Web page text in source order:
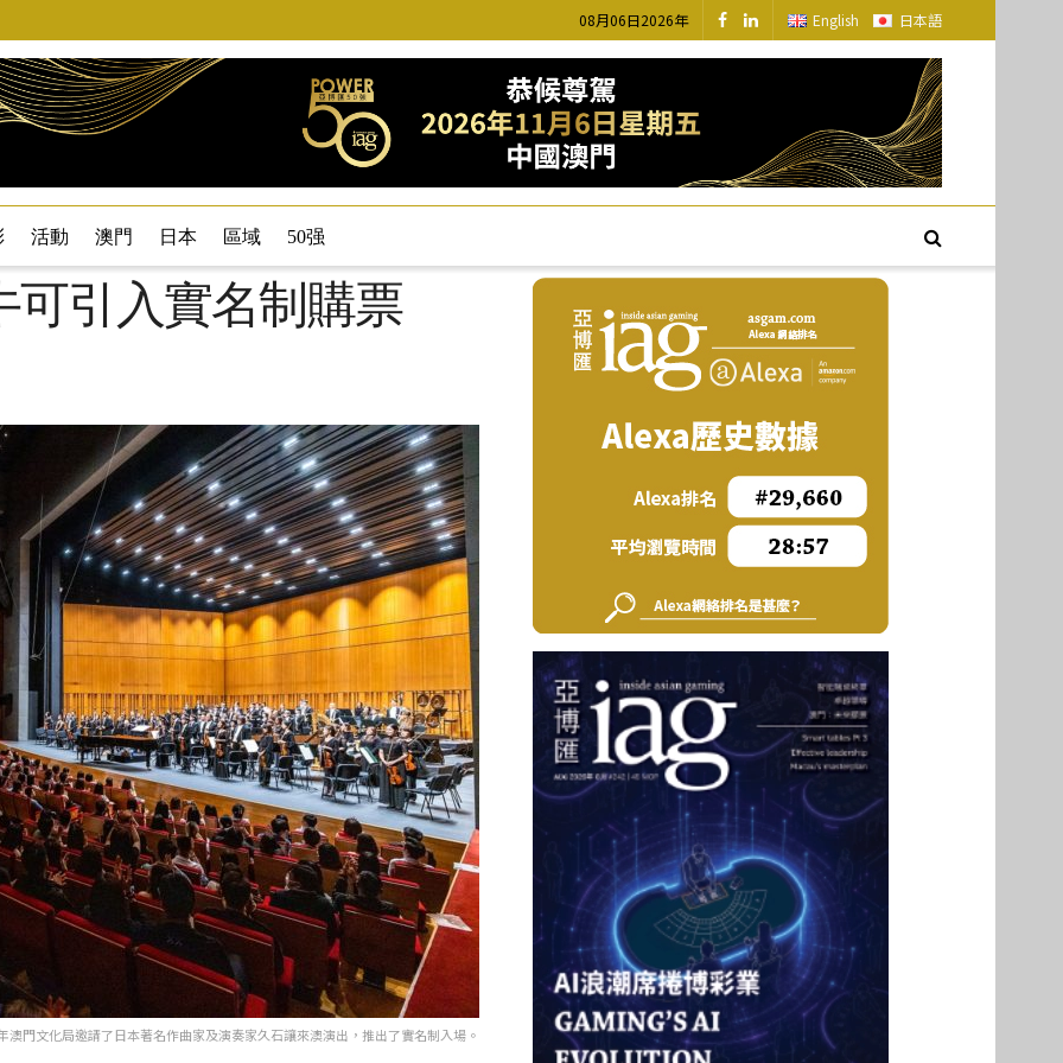
08月06日2026年 English 日本語
活動 澳門 日本 區域 50强
引入實名制購票
澳門文化局邀請了日本著名作曲家及演奏家久石讓來澳演出，推出了實名制入場。